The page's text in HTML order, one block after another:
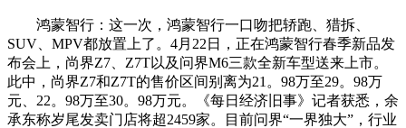
鸿蒙智行：这一次，鸿蒙智行一口吻把轿跑、猎拆、
SUV、MPV都放置上了。4月22日，正在鸿蒙智行春季新品发
布会上，尚界Z7、Z7T以及问界M6三款全新车型送来上市。
此中，尚界Z7和Z7T的售价区间别离为21。98万至29。98万
元、22。98万至30。98万元。《每日经济旧事》记者获悉，余
承东称岁尾发卖门店将超2459家。目前问界“一界独大”，行业